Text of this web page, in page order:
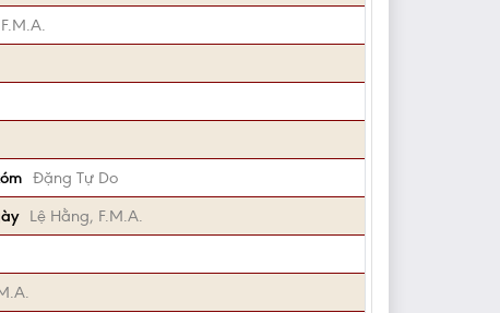
Đặng Tự Do
Lệ Hằng, F.M.A.